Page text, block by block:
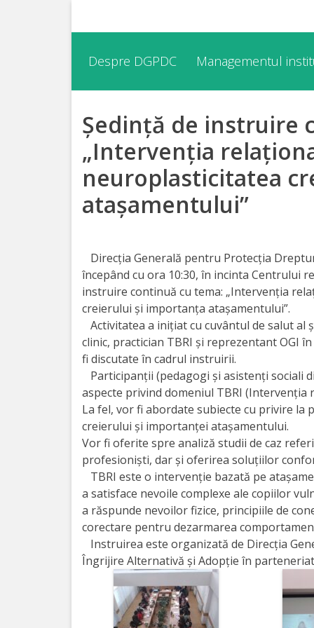
DGPDC
Informații
DGPDC
Subdiviziuni/Servicii
Strategia
Orarul
audienței
Managementul
instituției
Planuri
activitate
Parteneriate
Proiecte
Despre DGPDC Managementul
Ședință de instruire
„Intervenția
neuroplasticitatea
atașamentului”
Direcția Generală pentru Protecția
începând cu ora 10:30, în incinta Centrului
instruire continuă cu tema: „Intervenția
creierului și importanța atașamentului”.
Activitatea a inițiat cu cuvântul de salut al
clinic, practician TBRI și reprezentant OGI
fi discutate în cadrul instruirii.
Participanții (pedagogi și asistenți sociali
aspecte privind domeniul TBRI (Intervenția
La fel, vor fi abordate subiecte cu privire
creierului și importanței atașamentului.
Vor fi oferite spre analiză studii de caz
profesioniști, dar și oferirea soluțiilor
TBRI este o intervenție bazată pe
a satisface nevoile complexe ale copiilor
a răspunde nevoilor fizice, principiile de
corectare pentru dezarmarea
Instruirea este organizată de Direcția
Îngrijire Alternativă și Adopție în parteneriat